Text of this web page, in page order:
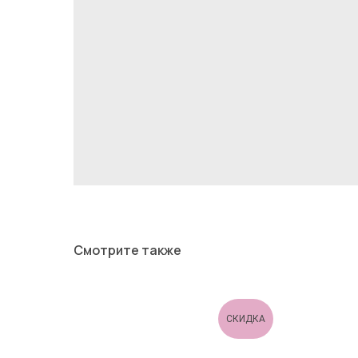
Смотрите также
СКИДКА